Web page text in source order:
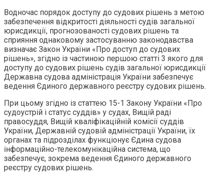
Водночас порядок доступу до судових рішень з метою
забезпечення відкритості діяльності судів загальної
юрисдикції, прогнозованості судових рішень та
сприяння однаковому застосуванню законодавства
визначає Закон України «Про доступ до судових
рішень», згідно із частиною першою статті 3 якого для
доступу до судових рішень судів загальної юрисдикції
Державна судова адміністрація України забезпечує
ведення Єдиного державного реєстру судових рішень.
При цьому згідно із статтею 15-1 Закону України «Про
судоустрій і статус суддів» у судах, Вищій раді
правосуддя, Вищій кваліфікаційній комісії суддів
України, Державній судовій адміністрації України, їх
органах та підрозділах функціонує Єдина судова
інформаційно-телекомунікаційна система, що
забезпечує, зокрема ведення Єдиного державного
реєстру судових рішень.